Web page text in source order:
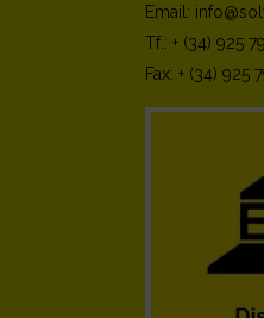
Email:
Tf.: + (34) 925
Fax: + (34) 925